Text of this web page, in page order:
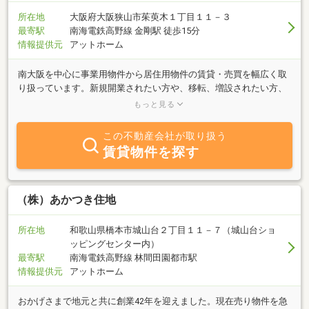
所在地
大阪府大阪狭山市茱萸木１丁目１１－３
最寄駅
南海電鉄高野線 金剛駅 徒歩15分
情報提供元
アットホーム
南大阪を中心に事業用物件から居住用物件の賃貸・売買を幅広く取
り扱っています。新規開業されたい方や、移転、増設されたい方、
住み替えされたい方等貴方が納得するまで物件をお探し致します！
相談して下さい（＾＾）／また、自社ビル、収益ビルの収得、資産
売却、相続対策等何でもお気軽にお問い合わせ下さい。豊富な知識
と経験を生かしてご対応させていただきます。
もっと見る
この不動産会社が取り扱う
賃貸物件を探す
（株）あかつき住地
所在地
和歌山県橋本市城山台２丁目１１－７（城山台ショ
ッピングセンター内）
最寄駅
南海電鉄高野線 林間田園都市駅
情報提供元
アットホーム
おかげさまで地元と共に創業42年を迎えました。現在売り物件を急